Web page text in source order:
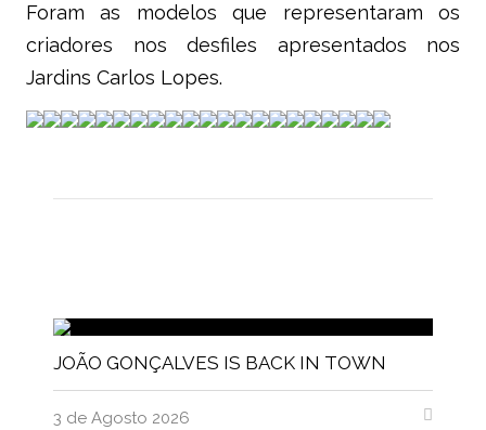
Foram as modelos que representaram os
criadores nos desfiles apresentados nos
Jardins Carlos Lopes.
JOÃO GONÇALVES IS BACK IN TOWN
3 de Agosto 2026